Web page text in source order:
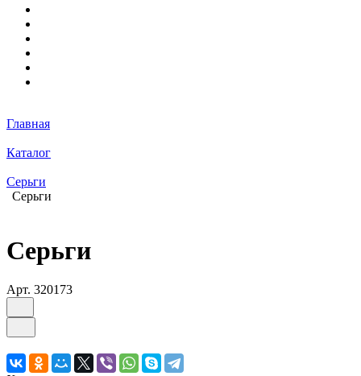
Главная
Каталог
Серьги
Серьги
Серьги
Арт. 320173